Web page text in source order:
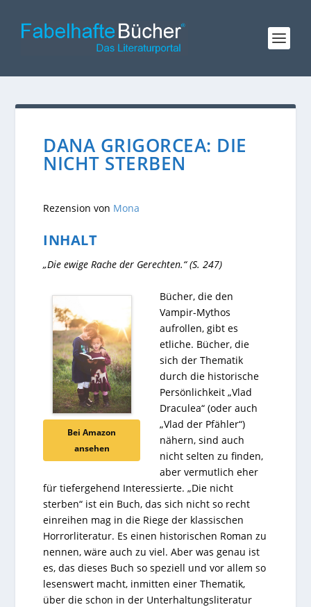
DANA GRIGORCEA: DIE
NICHT STERBEN
Rezension von Mona
INHALT
„Die ewige Rache der Gerechten.“ (S. 247)
Bei Amazon
ansehen
Bücher, die den
Vampir-Mythos
aufrollen, gibt es
etliche. Bücher, die
sich der Thematik
durch die historische
Persönlichkeit „Vlad
Draculea“ (oder auch
„Vlad der Pfähler“)
nähern, sind auch
nicht selten zu finden,
aber vermutlich eher
für tiefergehend Interessierte. „Die nicht
sterben“ ist ein Buch, das sich nicht so recht
einreihen mag in die Riege der klassischen
Horrorliteratur. Es einen historischen Roman zu
nennen, wäre auch zu viel. Aber was genau ist
es, das dieses Buch so speziell und vor allem so
lesenswert macht, inmitten einer Thematik,
über die schon in der Unterhaltungsliteratur